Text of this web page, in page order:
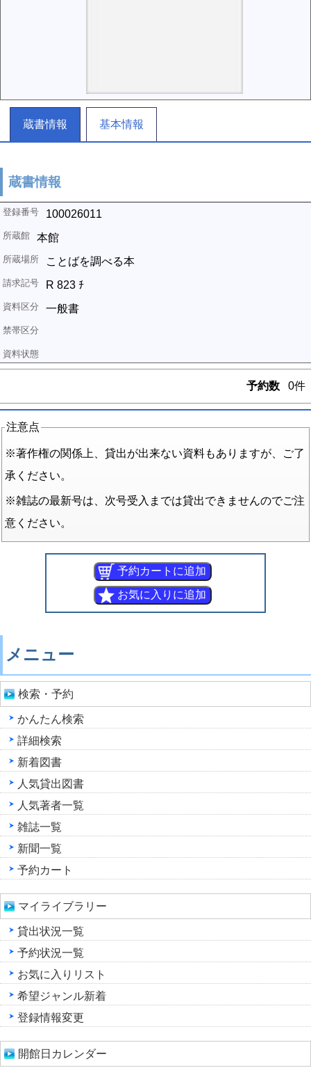
蔵書情報 基本情報
蔵書情報
100026011
本館
ことばを調べる本
R 823 ﾁ
一般書
予約数 0件
注意点
※著作権の関係上、貸出が出来ない資料もありますが、ご了
承ください。
※雑誌の最新号は、次号受入までは貸出できませんのでご注
意ください。
メニュー
検索・予約
かんたん検索
詳細検索
新着図書
人気貸出図書
人気著者一覧
雑誌一覧
新聞一覧
予約カート
マイライブラリー
貸出状況一覧
予約状況一覧
お気に入りリスト
希望ジャンル新着
登録情報変更
開館日カレンダー